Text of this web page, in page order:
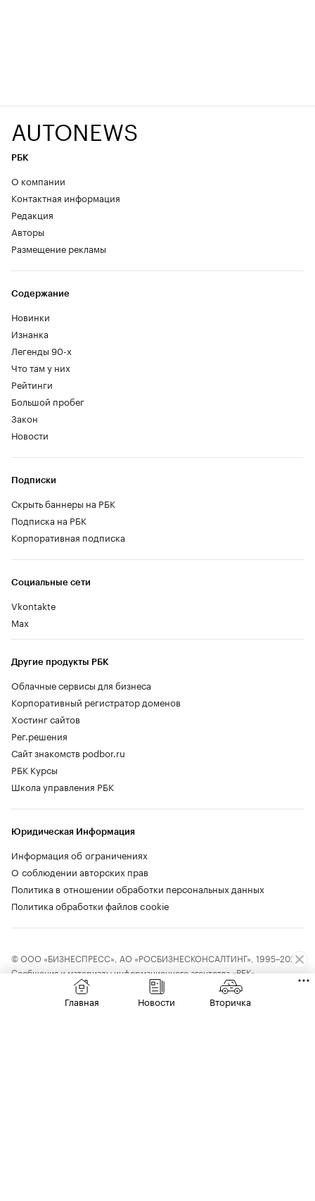
AUTONEWS
РБК
О компании
Контактная информация
Редакция
Авторы
Размещение рекламы
Содержание
Новинки
Изнанка
Легенды 90-х
Что там у них
Рейтинги
Большой пробег
Закон
Новости
Социальные сети
Vkontakte
Max
Другие продукты РБК
Облачные сервисы для бизнеса
Корпоративный регистратор доменов
Хостинг сайтов
Рег.решения
Сайт знакомств podbor.ru
РБК Курсы
Школа управления РБК
Подписки
Скрыть баннеры на РБК
Подписка на РБК
Корпоративная подписка
Юридическая Информация
Информация об ограничениях
О соблюдении авторских прав
Политика в отношении обработки персональных данных
Политика обработки файлов cookie
© ООО «БИЗНЕСПРЕСС», АО «РОСБИЗНЕСКОНСАЛТИНГ», 1995–2026.
Сообщения и материалы информационного агентства «РБК»
(свидетельство о регистрации средства массовой информации выдано
Федеральной службой по надзору в сфере связи, информационных
Главная Новости Вторичка